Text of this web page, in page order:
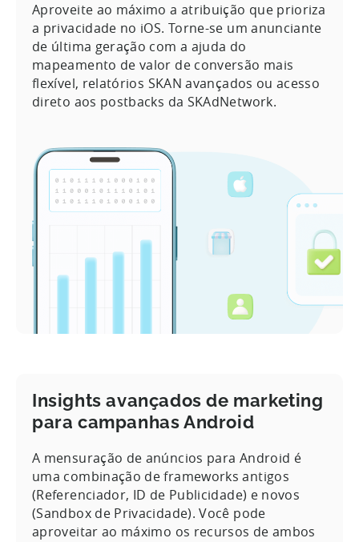
Aproveite ao máximo a atribuição que prioriza
a privacidade no iOS. Torne-se um anunciante
de última geração com a ajuda do
mapeamento de valor de conversão mais
flexível, relatórios SKAN avançados ou acesso
direto aos postbacks da SKAdNetwork.
Insights avançados de marketing
para campanhas Android
A mensuração de anúncios para Android é
uma combinação de frameworks antigos
(Referenciador, ID de Publicidade) e novos
(Sandbox de Privacidade). Você pode
aproveitar ao máximo os recursos de ambos